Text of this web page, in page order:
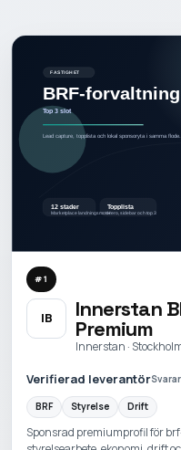
#1
IB Innerstan
Premium
Innerstan ·
Verifierad leverantör
BRF Styrelse Drift
Sponsrad premiumprofil för